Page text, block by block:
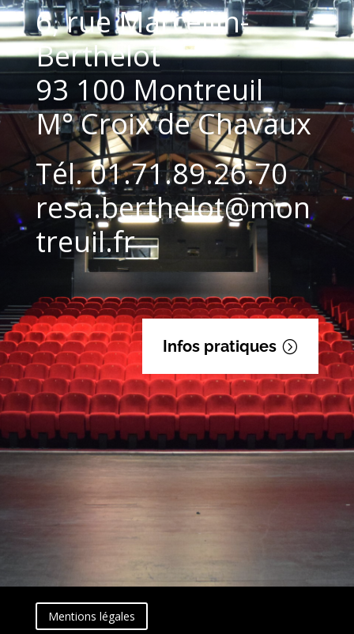
6, rue Marcellin-
Berthelot
93 100 Montreuil
M° Croix de Chavaux
Tél. 01.71.89.26.70
resa.berthelot@mon
treuil.fr
Infos pratiques
Mentions légales